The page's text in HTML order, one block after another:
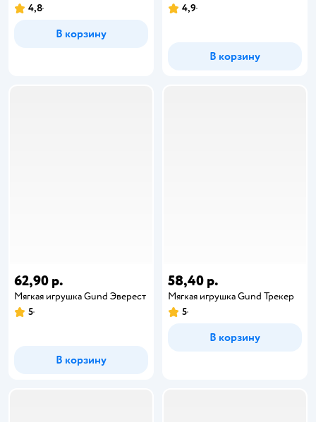
4,8
В корзину
4,9
В корзину
62,90 р.
Мягкая игрушка Gund Эверест
5
В корзину
58,40 р.
Мягкая игрушка Gund Трекер
5
В корзину